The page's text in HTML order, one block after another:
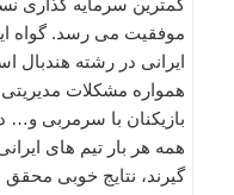
کمترین سرمایه گذاری
موفقیت می رسد. گواه
ایرانی در رشته هندبال
همواره مشکلات
بازیکنان با سرمربی و…
همه هر بار تیم های
گیرند، نتایج خوبی